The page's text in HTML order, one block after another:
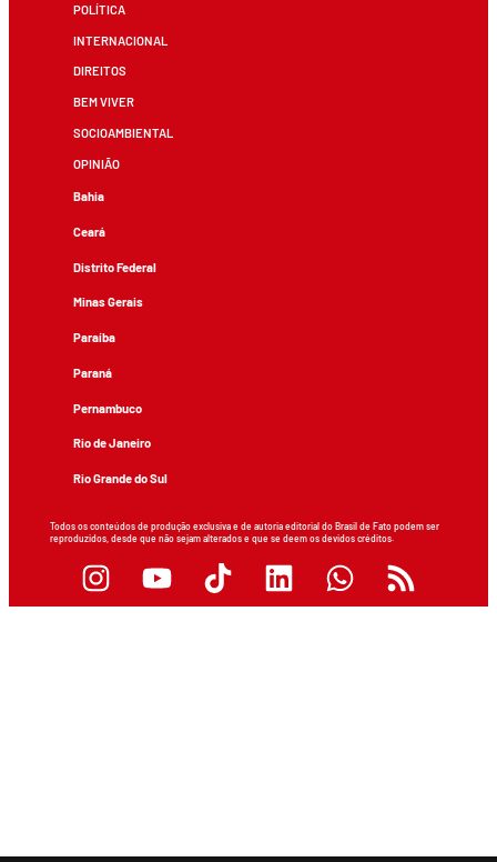
POLÍTICA
INTERNACIONAL
DIREITOS
BEM VIVER
SOCIOAMBIENTAL
OPINIÃO
Bahia
Ceará
Distrito Federal
Minas Gerais
Paraíba
Paraná
Pernambuco
Rio de Janeiro
Rio Grande do Sul
Todos os conteúdos de produção exclusiva e de autoria editorial do Brasil de Fato podem ser
reproduzidos, desde que não sejam alterados e que se deem os devidos créditos.